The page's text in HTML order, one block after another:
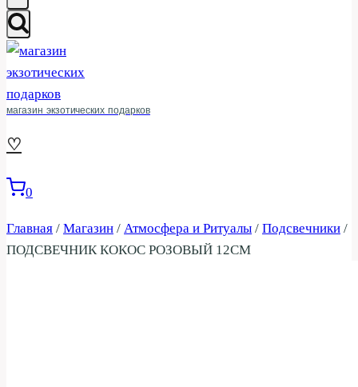
магазин экзотических подарков
♡
0
Главная / Магазин / Атмосфера и Ритуалы / Подсвечники /
ПОДСВЕЧНИК КОКОС РОЗОВЫЙ 12СМ